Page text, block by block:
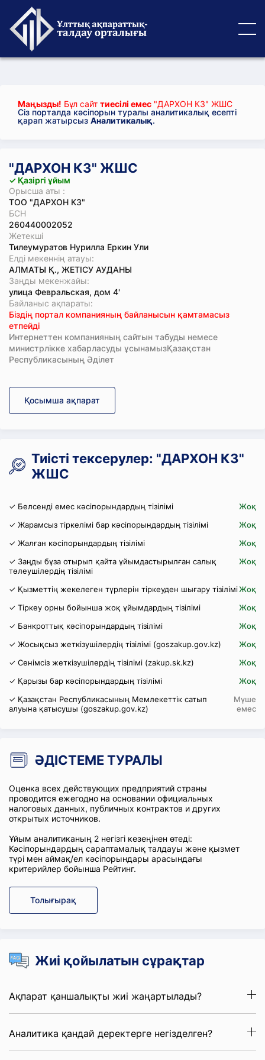
Маңызды! Бұл сайт тиесілі емес "ДАРХОН КЗ" ЖШС
Сіз порталда кәсіпорын туралы аналитикалық есепті
қарап жатырсыз Аналитикалық.
"ДАРХОН КЗ" ЖШС
✓ Қазіргі ұйым
Орысша аты :
ТОО "ДАРХОН КЗ"
БСН
260440002052
Жетекші
Тилеумуратов Нурилла Еркин Ули
Елді мекеннің атауы:
АЛМАТЫ Қ., ЖЕТІСУ АУДАНЫ
Заңды мекенжайы:
улица Февральская, дом 4'
Байланыс ақпараты:
Біздің портал компанияның байланысын қамтамасыз
етпейді
Интернеттен компанияның сайтын табуды немесе
министрлікке хабарласуды ұсынамызҚазақстан
Республикасының Әділет
Қосымша ақпарат
Тиісті тексерулер: "ДАРХОН КЗ"
ЖШС
✓ Белсенді емес кәсіпорындардың тізілімі
Жоқ
✓ Жарамсыз тіркелімі бар кәсіпорындардың тізілімі
Жоқ
✓ Жалған кәсіпорындардың тізілімі
Жоқ
✓ Заңды бұза отырып қайта ұйымдастырылған салық
төлеушілердің тізілімі
Жоқ
✓ Қызметтің жекелеген түрлерін тіркеуден шығару тізіліміЖоқ
✓ Тіркеу орны бойынша жоқ ұйымдардың тізілімі
Жоқ
✓ Банкроттық кәсіпорындардың тізілімі
Жоқ
✓ Жосықсыз жеткізушілердің тізілімі (goszakup.gov.kz)
Жоқ
✓ Сенімсіз жеткізушілердің тізілімі (zakup.sk.kz)
Жоқ
✓ Қарызы бар кәсіпорындардың тізілімі
Жоқ
✓ Қазақстан Республикасының Мемлекеттік сатып
алуына қатысушы (goszakup.gov.kz)
Мүше
емес
ӘДІСТЕМЕ ТУРАЛЫ
Оценка всех действующих предприятий страны
проводится ежегодно на основании официальных
налоговых данных, публичных контрактов и других
открытых источников.
Ұйым аналитиканың 2 негізгі кезеңінен өтеді:
Кәсіпорындардың сараптамалық талдауы және қызмет
түрі мен аймақ/ел кәсіпорындары арасындағы
критерийлер бойынша Рейтинг.
Толығырақ
Жиі қойылатын сұрақтар
Ақпарат қаншалықты жиі жаңартылады?
Аналитика қандай деректерге негізделген?